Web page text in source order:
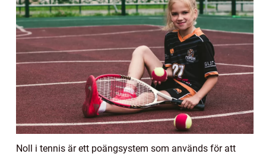
Noll i tennis är ett poängsystem som används för att